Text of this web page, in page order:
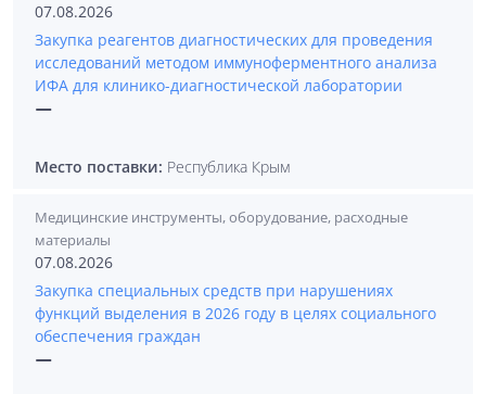
07.08.2026
Закупка реагентов диагностических для проведения
исследований методом иммуноферментного анализа
ИФА для клинико-диагностической лаборатории
—
Место поставки: Республика Крым
Медицинские инструменты, оборудование, расходные
материалы
07.08.2026
Закупка специальных средств при нарушениях
функций выделения в 2026 году в целях социального
обеспечения граждан
—